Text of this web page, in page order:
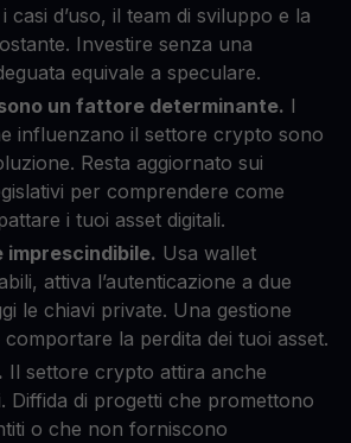
casi d’uso, il team di sviluppo e la
Investire senza una
equivale a speculare.
un fattore determinante. I
influenzano il settore crypto sono
Resta aggiornato sui
per comprendere come
i tuoi asset digitali.
imprescindibile. Usa wallet
attiva l’autenticazione a due
le chiavi private. Una gestione
la perdita dei tuoi asset.
Il settore crypto attira anche
Diffida di progetti che promettono
o che non forniscono